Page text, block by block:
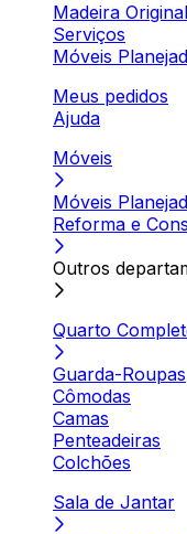
Madeira
Serviços
Móveis
Meus pedidos
Ajuda
Móveis
Móveis
Reforma e
Outros
Quarto
Guarda-Roupas
Cômodas
Camas
Penteadeiras
Colchões
Sala de Jantar